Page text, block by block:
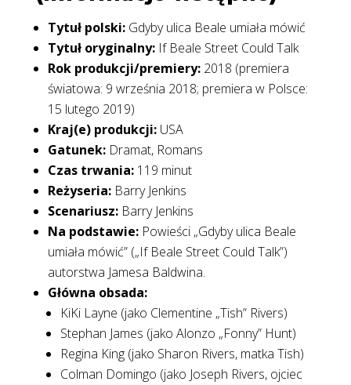
Tytuł polski:Gdyby ulica Beale umiała mówić
Tytuł oryginalny:If Beale Street Could Talk
Rok produkcji/premiery:2018 (premiera
światowa: 9 września 2018; premiera w Polsce:
15 lutego 2019)
Kraj(e) produkcji:USA
Gatunek:Dramat, Romans
Czas trwania:119 minut
Reżyseria:Barry Jenkins
Scenariusz:Barry Jenkins
Na podstawie:Powieści „Gdyby ulica Beale
umiała mówić” („If Beale Street Could Talk”)
autorstwa Jamesa Baldwina.
Główna obsada:
KiKi Layne (jako Clementine „Tish” Rivers)
Stephan James (jako Alonzo „Fonny” Hunt)
Regina King (jako Sharon Rivers, matka Tish)
Colman Domingo (jako Joseph Rivers, ojciec